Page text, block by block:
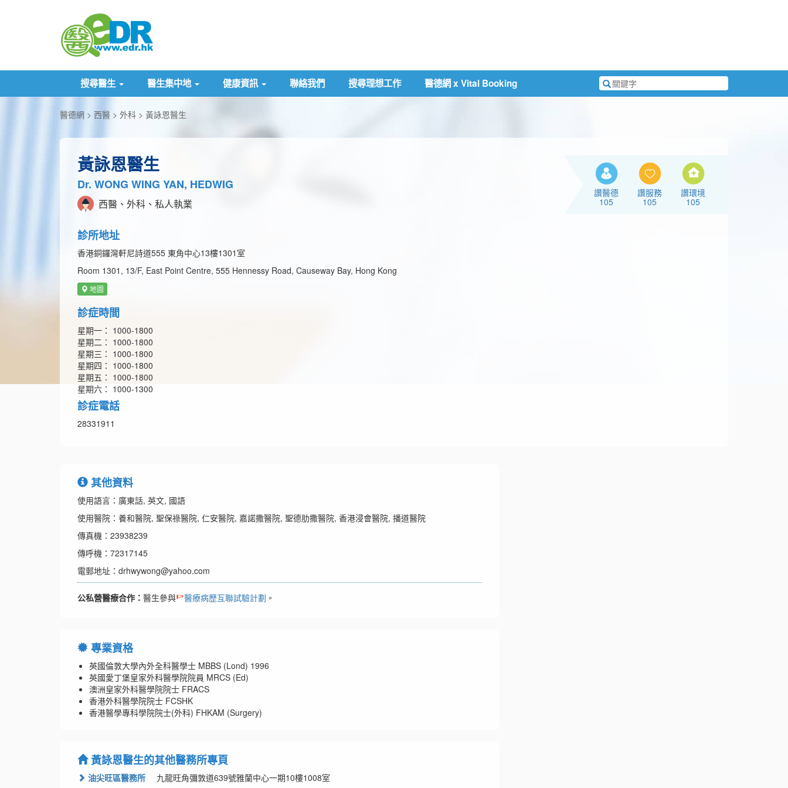
搜尋醫生 醫生集中地 健康資訊 聯絡我們 搜尋理想工作 醫德網 x Vital Booking
搜
尋
醫德網 西醫 外科 黃詠恩醫生
黃詠恩醫生
Dr. WONG WING YAN, HEDWIG
西醫、外科、私人執業
診所地址
香港銅鑼灣軒尼詩道555 東角中心13樓1301室
Room 1301, 13/F, East Point Centre, 555 Hennessy Road, Causeway Bay, Hong Kong
地圖
診症時間
星期一： 1000-1800
星期二： 1000-1800
星期三： 1000-1800
星期四： 1000-1800
星期五： 1000-1800
星期六： 1000-1300
診症電話
28331911
讚醫德
105
讚服務
105
讚環境
105
其他資料
使用語言：廣東話, 英文, 國語
使用醫院：養和醫院, 聖保祿醫院, 仁安醫院, 嘉諾撒醫院, 聖德肋撒醫院, 香港浸會醫院, 播道醫院
傳真機：23938239
傳呼機：72317145
電郵地址：drhwywong@yahoo.com
公私營醫療合作： 醫生參與 醫療病歷互聯試驗計劃 。
專業資格
英國倫敦大學內外全科醫學士 MBBS (Lond) 1996
英國愛丁堡皇家外科醫學院院員 MRCS (Ed)
澳洲皇家外科醫學院院士 FRACS
香港外科醫學院院士 FCSHK
香港醫學專科學院院士(外科) FHKAM (Surgery)
黃詠恩醫生的其他醫務所專頁
油尖旺區醫務所 九龍旺角彌敦道639號雅蘭中心一期10樓1008室